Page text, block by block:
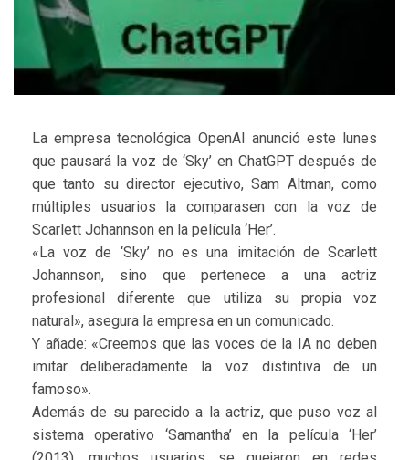
La empresa tecnológica OpenAI anunció este lunes
que pausará la voz de ‘Sky’ en ChatGPT después de
que tanto su director ejecutivo, Sam Altman, como
múltiples usuarios la comparasen con la voz de
Scarlett Johannson en la película ‘Her’.
«La voz de ‘Sky’ no es una imitación de Scarlett
Johannson, sino que pertenece a una actriz
profesional diferente que utiliza su propia voz
natural», asegura la empresa en un comunicado.
Y añade: «Creemos que las voces de la IA no deben
imitar deliberadamente la voz distintiva de un
famoso».
Además de su parecido a la actriz, que puso voz al
sistema operativo ‘Samantha’ en la película ‘Her’